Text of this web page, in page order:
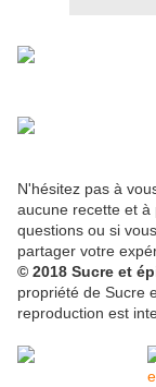
N'hésitez pas à
aucune recette et à
questions ou si
partager votre
© 2018 Sucre et
propriété de Sucre
reproduction est